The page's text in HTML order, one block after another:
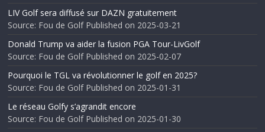
LIV Golf sera diffusé sur DAZN gratuitement
Source: Fou de Golf Published on 2025-03-21
Donald Trump va aider la fusion PGA Tour-LivGolf
Source: Fou de Golf Published on 2025-02-07
Pourquoi le TGL va révolutionner le golf en 2025?
Source: Fou de Golf Published on 2025-01-31
Le réseau Golfy s’agrandit encore
Source: Fou de Golf Published on 2025-01-30